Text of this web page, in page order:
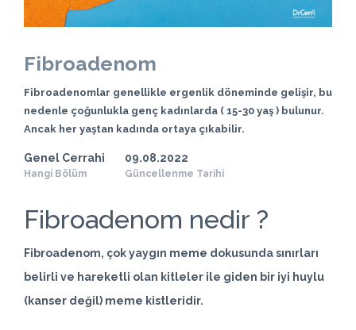
Fibroadenom
Fibroadenomlar genellikle ergenlik döneminde gelişir, bu
nedenle çoğunlukla genç kadınlarda ( 15-30 yaş ) bulunur.
Ancak her yaştan kadında ortaya çıkabilir.
Genel Cerrahi
Hangi Bölüm
09.08.2022
Güncellenme Tarihi
Fibroadenom nedir ?
Fibroadenom, çok yaygın meme dokusunda sınırları
belirli ve hareketli olan kitleler ile giden bir iyi huylu
(kanser değil) meme kistleridir.